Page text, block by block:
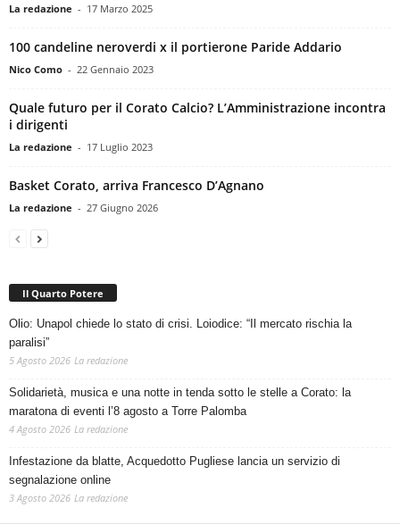
La redazione - 17 Marzo 2025
100 candeline neroverdi x il portierone Paride Addario
Nico Como - 22 Gennaio 2023
Quale futuro per il Corato Calcio? L’Amministrazione incontra
i dirigenti
La redazione - 17 Luglio 2023
Basket Corato, arriva Francesco D’Agnano
La redazione - 27 Giugno 2026
Il Quarto Potere
Olio: Unapol chiede lo stato di crisi. Loiodice: “Il mercato rischia la
paralisi”
5 Agosto 2026 La redazione
Solidarietà, musica e una notte in tenda sotto le stelle a Corato: la
maratona di eventi l’8 agosto a Torre Palomba
4 Agosto 2026 La redazione
Infestazione da blatte, Acquedotto Pugliese lancia un servizio di
segnalazione online
3 Agosto 2026 La redazione